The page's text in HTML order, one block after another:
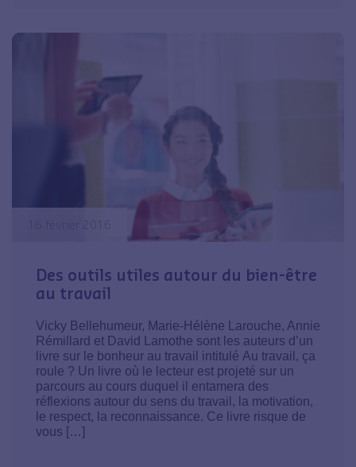
Des outils utiles autour du bien-être
au travail
Vicky Bellehumeur, Marie-Hélène Larouche, Annie
Rémillard et David Lamothe sont les auteurs d’un
livre sur le bonheur au travail intitulé Au travail, ça
roule ? Un livre où le lecteur est projeté sur un
parcours au cours duquel il entamera des
réflexions autour du sens du travail, la motivation,
le respect, la reconnaissance. Ce livre risque de
vous […]